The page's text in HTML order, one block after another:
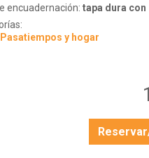
encuadernación: tapa dura con
Pasatiempos y hogar